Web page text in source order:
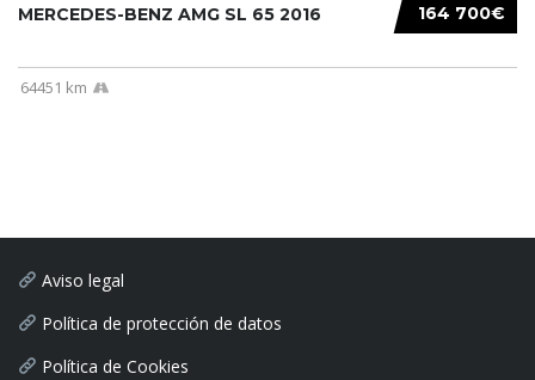
164 700€
MERCEDES-BENZ AMG SL 65 2016
64451 km
Aviso legal
Política de protección de datos
Política de Cookies